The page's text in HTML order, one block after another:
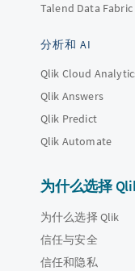
Talend Data Fabric
分析和 AI
Qlik Cloud
Qlik Answers
Qlik Predict
Qlik Automate
为什么选择
为什么选择 Qlik
信任与安全
信任和隐私